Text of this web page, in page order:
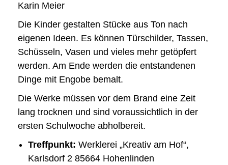
Die Kinder gestalten Stücke aus Ton nach
eigenen Ideen. Es können Türschilder, Tassen,
Schüsseln, Vasen und vieles mehr getöpfert
werden. Am Ende werden die entstandenen
Dinge mit Engobe bemalt.
Die Werke müssen vor dem Brand eine Zeit
lang trocknen und sind voraussichtlich in der
ersten Schulwoche abholbereit.
Treffpunkt: Werklerei „Kreativ am Hof“,
Karlsdorf 2 85664 Hohenlinden
Karin Meier